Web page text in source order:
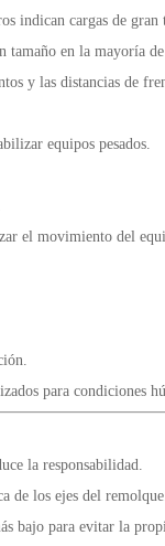
indican cargas de gran
tamaño en la mayoría de
y las distancias de
equipos pesados.
el movimiento del
para condiciones
la responsabilidad.
de los ejes del
bajo para evitar la